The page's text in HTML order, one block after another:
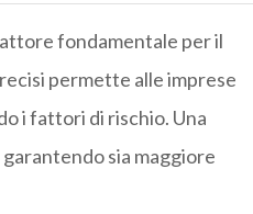
fondamentale per il
permette alle imprese
i fattori di rischio. Una
sia maggiore